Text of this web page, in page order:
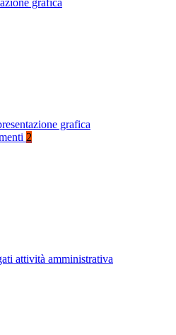
grafica
grafica
2
attività amministrativa